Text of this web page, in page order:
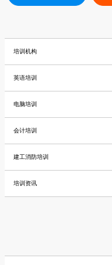
培训机构
英语培训
电脑培训
会计培训
建工消防培训
培训资讯